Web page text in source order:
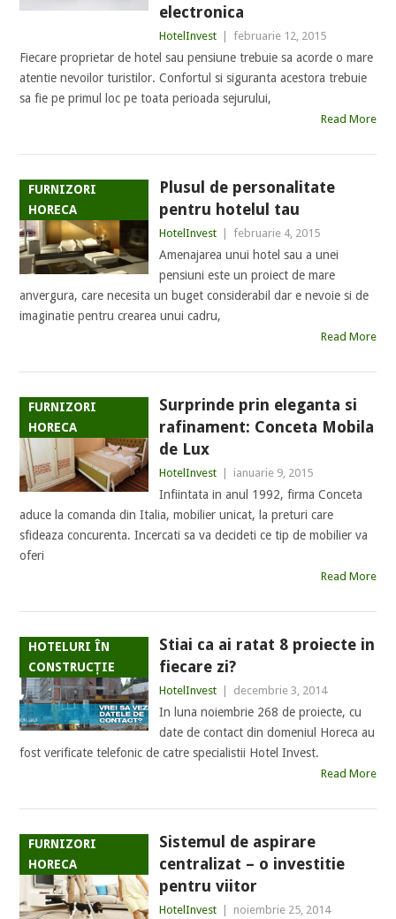
electronica
HotelInvest februarie 12, 2015
Fiecare proprietar de hotel sau pensiune trebuie sa acorde o mare
atentie nevoilor turistilor. Confortul si siguranta acestora trebuie
sa fie pe primul loc pe toata perioada sejurului,
Read More
FURNIZORI
HORECA
Plusul de personalitate
pentru hotelul tau
HotelInvest februarie 4, 2015
Amenajarea unui hotel sau a unei
pensiuni este un proiect de mare
anvergura, care necesita un buget considerabil dar e nevoie si de
imaginatie pentru crearea unui cadru,
Read More
FURNIZORI
HORECA
Surprinde prin eleganta si
rafinament: Conceta Mobila
de Lux
HotelInvest ianuarie 9, 2015
Infiintata in anul 1992, firma Conceta
aduce la comanda din Italia, mobilier unicat, la preturi care
sfideaza concurenta. Incercati sa va decideti ce tip de mobilier va
oferi
Read More
HOTELURI ÎN
CONSTRUCȚIE
Stiai ca ai ratat 8 proiecte in
fiecare zi?
HotelInvest decembrie 3, 2014
In luna noiembrie 268 de proiecte, cu
date de contact din domeniul Horeca au
fost verificate telefonic de catre specialistii Hotel Invest.
Read More
FURNIZORI
HORECA
Sistemul de aspirare
centralizat – o investitie
pentru viitor
HotelInvest noiembrie 25, 2014